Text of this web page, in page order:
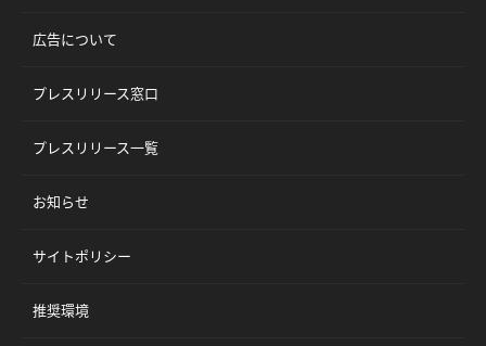
広告について
プレスリリース窓口
プレスリリース一覧
お知らせ
サイトポリシー
推奨環境